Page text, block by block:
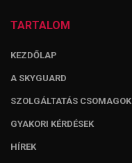
TARTALOM
KEZDŐLAP
A SKYGUARD
SZOLGÁLTATÁS CSOMAGOK
GYAKORI KÉRDÉSEK
HÍREK